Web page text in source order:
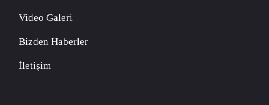
Video Galeri
Bizden Haberler
İletişim